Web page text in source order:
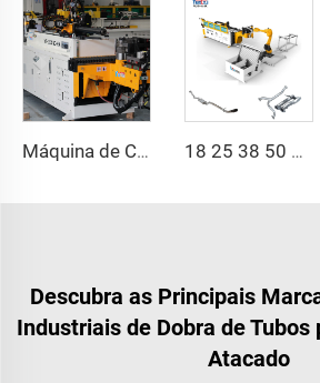
Máquina de Curvatura de Tubos CNC Automática com Braços Duplos Sistema de Conformação Bidirecional Simultânea para Canos de Escapamento e Corrimãos 18 25 38 50 CNC 4A 2S Máquina de Curvir Tubos Automática e Máquinas de Curvir Tubos de Aço Preço com Empurrão 1 Polegada 2 Polegadas 3 Polegadas Linha
Descubra as Principais
Industriais de Dobra de Tubos
Atacado